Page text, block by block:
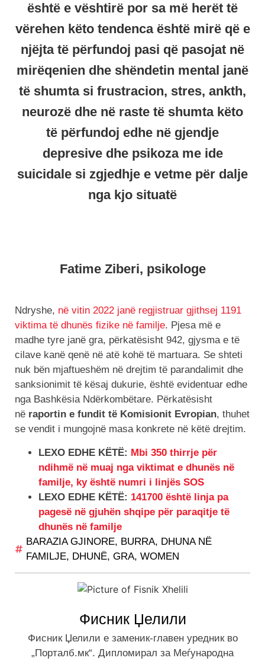
është e vështirë por sa më herët të
vërehen këto tendenca është mirë që e
njëjta të përfundoj pasi që pasojat në
mirëqenien dhe shëndetin mental janë
të shumta si frustracion, stres, ankth,
neurozë dhe në raste të shumta këto
të përfundoj edhe në gjendje
depresive dhe psikoza me ide
suicidale si zgjedhje e vetme për dalje
nga kjo situatë
Fatime Ziberi, psikologe
Ndryshe, në vitin 2022 janë regjistruar gjithsej 1191
viktima të dhunës fizike në familje. Pjesa më e
madhe tyre janë gra, përkatësisht 942, gjysma e të
cilave kanë qenë në atë kohë të martuara. Se shteti
nuk bën mjaftueshëm në drejtim të parandalimit dhe
sanksionimit të kësaj dukurie, është evidentuar edhe
nga Bashkësia Ndërkombëtare. Përkatësisht
në raportin e fundit të Komisionit Evropian, thuhet
se vendit i mungojnë masa konkrete në këtë drejtim.
LEXO EDHE KËTË: Mbi 350 thirrje për
ndihmë në muaj nga viktimat e dhunës në
familje, ky është numri i linjës SOS
LEXO EDHE KËTË: 141700 është linja pa
pagesë në gjuhën shqipe për paraqitje të
dhunës në familje
BARAZIA GJINORE, BURRA, DHUNA NË
FAMILJE, DHUNË, GRA, WOMEN
Фисник Џелили
Фисник Џелили е заменик-главен уредник во
„Порталб.мк“. Дипломирал за Меѓународна